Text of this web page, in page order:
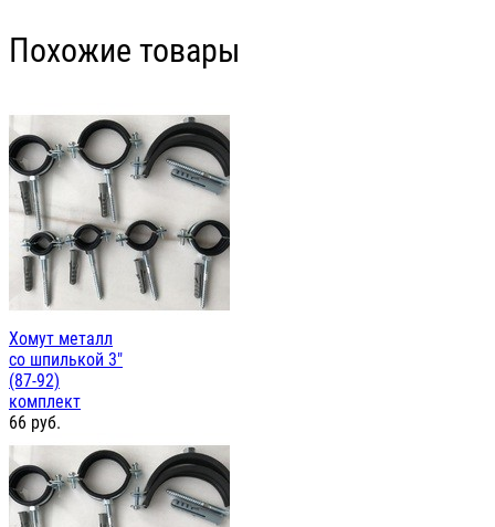
Похожие товары
Хомут металл
со шпилькой 3"
(87-92)
комплект
66 руб.